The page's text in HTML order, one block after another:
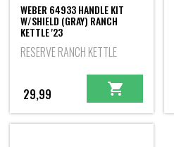
WEBER 64933 HANDLE KIT
W/SHIELD (GRAY) RANCH
KETTLE '23
RESERVE RANCH KETTLE
29,99